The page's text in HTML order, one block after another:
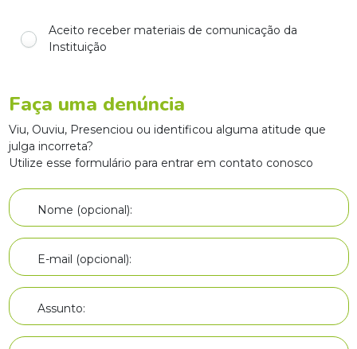
Aceito receber materiais de comunicação da
Instituição
Faça uma denúncia
Viu, Ouviu, Presenciou ou identificou alguma atitude que
julga incorreta?
Utilize esse formulário para entrar em contato conosco
Nome (opcional):
E-mail (opcional):
Assunto: